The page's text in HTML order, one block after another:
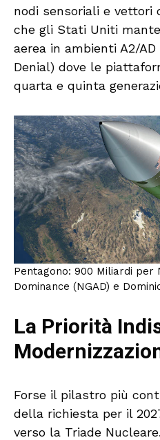
nodi sensoriali e vettori
che gli Stati Uniti
aerea in ambienti A2/
Denial) dove le
quarta e quinta
Pentagono: 900 Miliardi per
Dominance (NGAD) e
La Priorità
Forse il pilastro più
della richiesta per il
verso la Triade